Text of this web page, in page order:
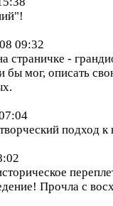
09:32
страничке -
бы мог, описать
подход
Прочла с